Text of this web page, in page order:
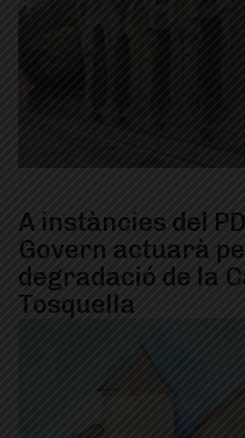
A instàncies del
Govern actuarà
degradació de la
Tosquella